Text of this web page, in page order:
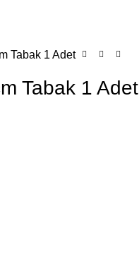
Tabak 1 Adet
Tabak 1 Adet